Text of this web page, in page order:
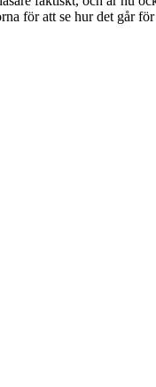
för att se hur det går